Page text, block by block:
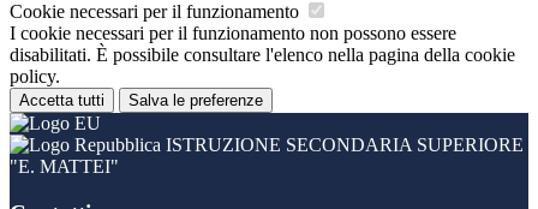
Cookie necessari per il funzionamento
I cookie necessari per il funzionamento non possono essere
disabilitati. È possibile consultare l'elenco nella pagina della cookie
policy.
Accetta tutti Salva le preferenze
ISTRUZIONE SECONDARIA SUPERIORE
"E. MATTEI"